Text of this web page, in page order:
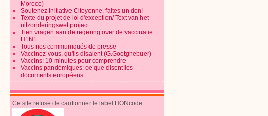
Moreco)
Soutenez Initiative Citoyenne, faites un don!
Texte du projet de loi d'exception/ Text van het
uitzonderingswet project
Tien vragen aan de regering over de vaccinatie
H1N1
Tous nos communiqués de presse
Vaccinez-vous, qu'ils disaient (G.Goetghebuer)
Vaccins: 10 minutes pour comprendre
Vaccins pandémiques: ce que disent les
documents européens
Ce site refuse de cautionner le label HONcode.